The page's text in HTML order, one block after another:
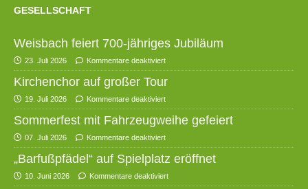
GESELLSCHAFT
Weisbach feiert 700-jähriges Jubiläum
23. Juli 2026 Kommentare deaktiviert
Kirchenchor auf großer Tour
19. Juli 2026 Kommentare deaktiviert
Sommerfest mit Fahrzeugweihe gefeiert
07. Juli 2026 Kommentare deaktiviert
„Barfußpfädel“ auf Spielplatz eröffnet
10. Juni 2026 Kommentare deaktiviert